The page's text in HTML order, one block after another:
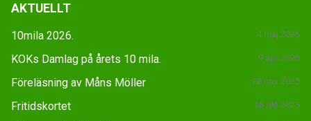
AKTUELLT
10mila 2026. 4 maj 2026
KOKs Damlag på årets 10 mila. 9 apr 2026
Föreläsning av Måns Möller 28 nov 2025
Fritidskortet 16 okt 2025